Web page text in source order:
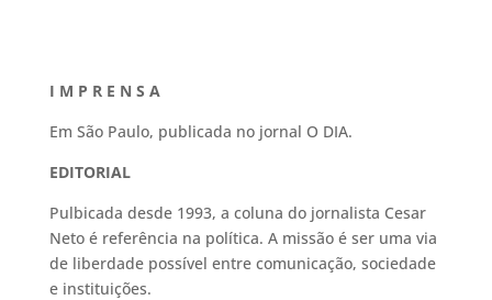
I M P R E N S A
Em São Paulo, publicada no jornal O DIA.
EDITORIAL
Pulbicada desde 1993, a coluna do jornalista Cesar
Neto é referência na política. A missão é ser uma via
de liberdade possível entre comunicação, sociedade
e instituições.